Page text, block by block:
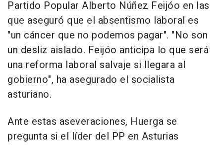
Partido Popular Alberto Núñez Feijóo en las
que aseguró que el absentismo laboral es
"un cáncer que no podemos pagar". "No son
un desliz aislado. Feijóo anticipa lo que será
una reforma laboral salvaje si llegara al
gobierno", ha asegurado el socialista
asturiano.
Ante estas aseveraciones, Huerga se
pregunta si el líder del PP en Asturias